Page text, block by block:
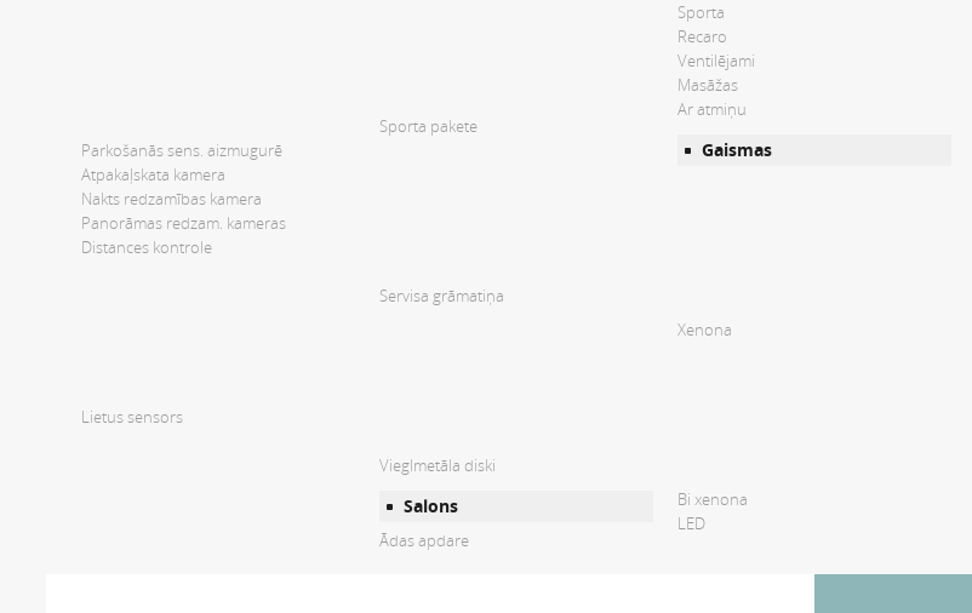
Parkošanās sens. aizmugurē
Atpakaļskata kamera
Nakts redzamības kamera
Panorāmas redzam. kameras
Distances kontrole
Lietus sensors
Sporta pakete
Servisa grāmatiņa
Vieglmetāla diski
Salons
Ādas apdare
Sporta
Recaro
Ventilējami
Masāžas
Ar atmiņu
Gaismas
Xenona
Bi xenona
LED